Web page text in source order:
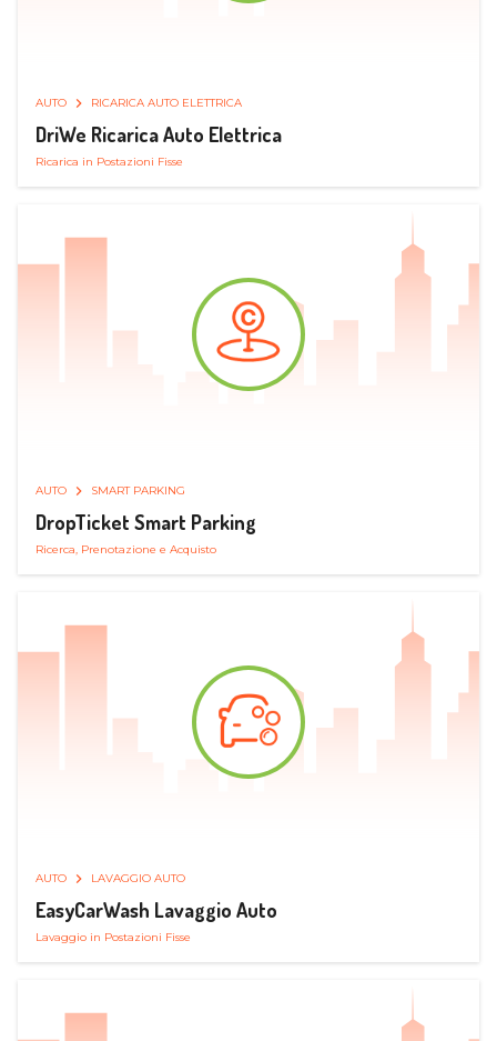
AUTO RICARICA AUTO ELETTRICA
DriWe Ricarica Auto Elettrica
Ricarica in Postazioni Fisse
AUTO SMART PARKING
DropTicket Smart Parking
Ricerca, Prenotazione e Acquisto
AUTO LAVAGGIO AUTO
EasyCarWash Lavaggio Auto
Lavaggio in Postazioni Fisse